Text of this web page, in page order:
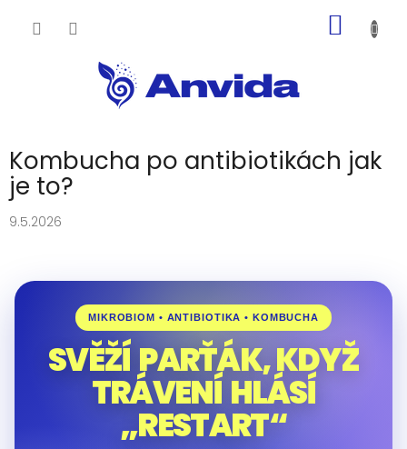
KOŠÍK
Kombucha po antibiotikách jak
je to?
9.5.2026
MIKROBIOM • ANTIBIOTIKA • KOMBUCHA
SVĚŽÍ PARŤÁK, KDYŽ
TRÁVENÍ HLÁSÍ
„RESTART“